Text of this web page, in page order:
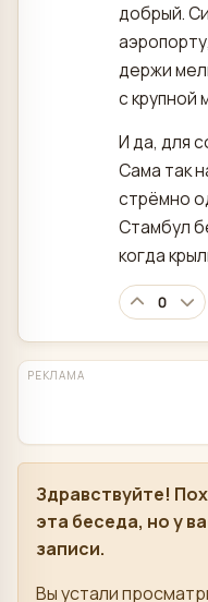
добрый.
держи
с крупной
И да, для
Сама так
стрёмно
Стамбул
когда
0
РЕКЛАМА
Здравствуйте!
эта беседа, но у
записи.
Вы устали